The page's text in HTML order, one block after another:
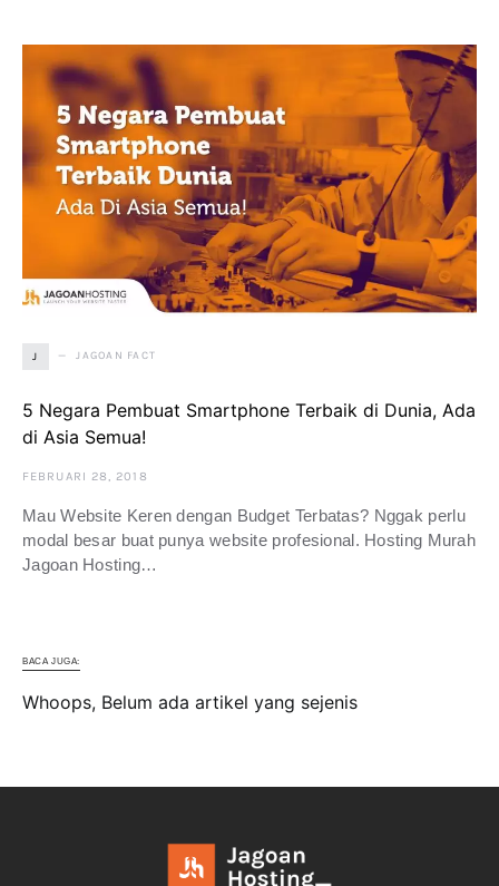
J JAGOAN FACT
5 Negara Pembuat Smartphone Terbaik di Dunia, Ada
di Asia Semua!
FEBRUARI 28, 2018
Mau Website Keren dengan Budget Terbatas? Nggak perlu
modal besar buat punya website profesional. Hosting Murah
Jagoan Hosting…
BACA JUGA:
Whoops, Belum ada artikel yang sejenis